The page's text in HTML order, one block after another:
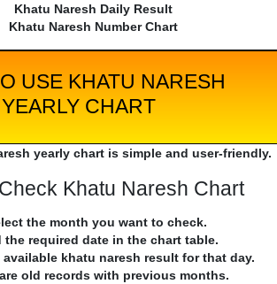
Khatu Naresh Daily Result
Khatu Naresh Number Chart
USE KHATU NARESH
YEARLY CHART
yearly chart is simple and user-friendly.
Khatu Naresh Chart
the month you want to check.
the required date in the chart table.
available khatu naresh result for that day.
old records with previous months.